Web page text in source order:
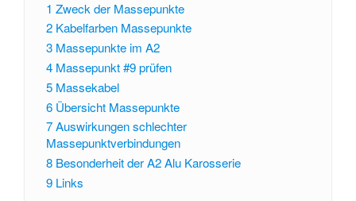
1 Zweck der Massepunkte
2 Kabelfarben Massepunkte
3 Massepunkte im A2
4 Massepunkt #9 prüfen
5 Massekabel
6 Übersicht Massepunkte
7Auswirkungen schlechter
Massepunktverbindungen
8 Besonderheit der A2 Alu Karosserie
9 Links